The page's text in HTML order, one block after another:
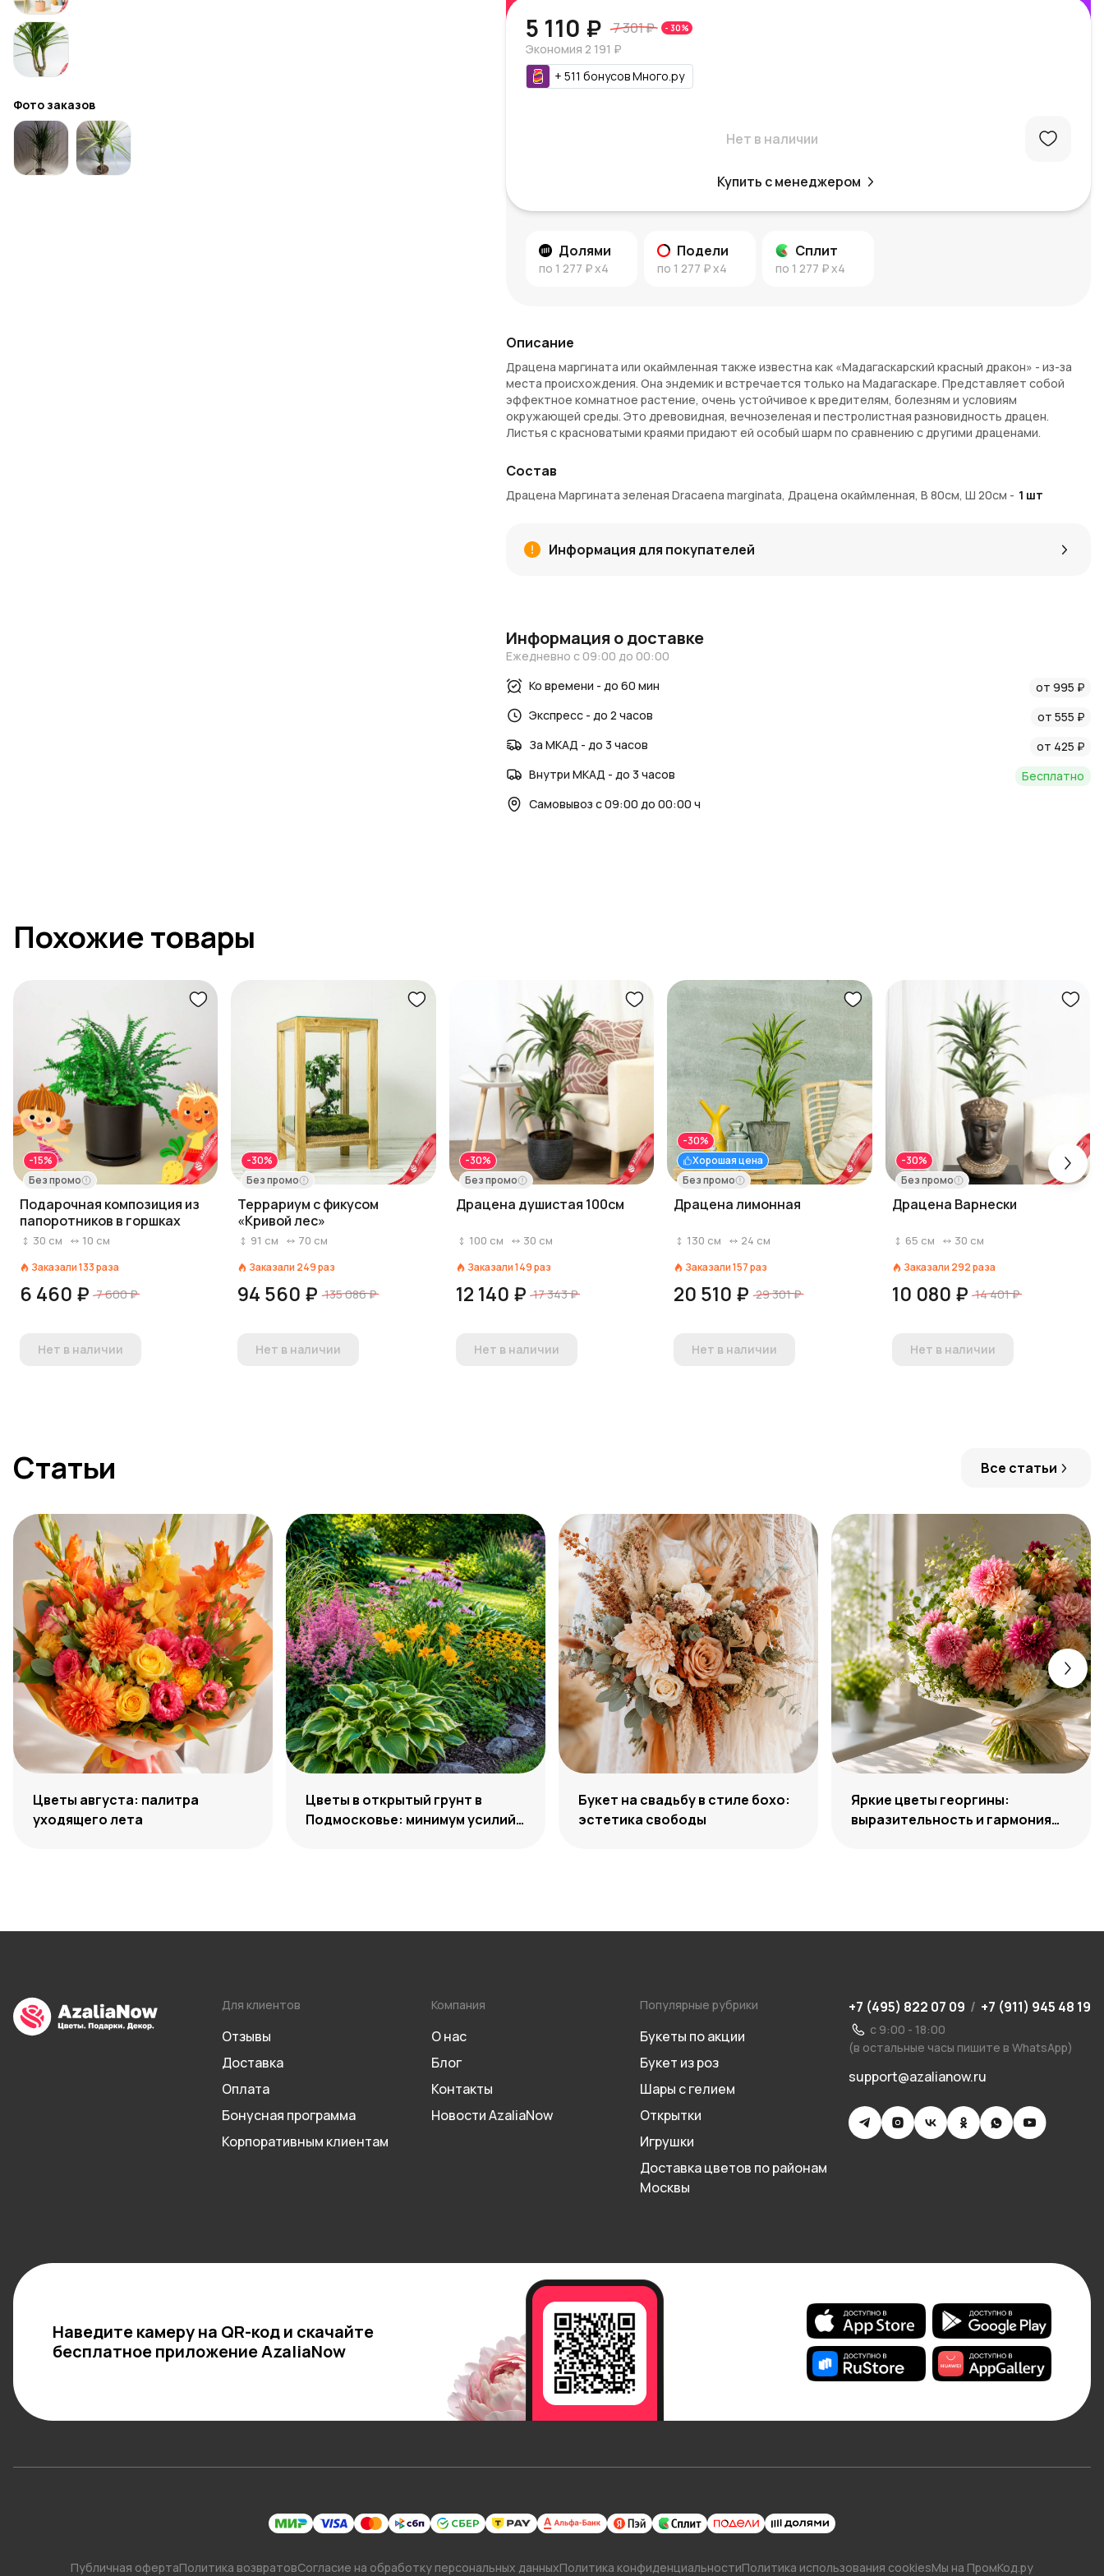
Фото заказов
5 110 ₽ 7 301 ₽ - 30%
Экономия 2 191 ₽
+ 511 бонусовМного.ру
Нет в наличии
Купить с менеджером
Долями
по 1 277 ₽x4
Подели
по 1 277 ₽x4
Сплит
по 1 277 ₽x4
Описание
Драцена маргината или окаймленная также известна как «Мадагаскарский красный дракон» - из-за
места происхождения. Она эндемик и встречается только на Мадагаскаре. Представляет собой
эффектное комнатное растение, очень устойчивое к вредителям, болезням и условиям
окружающей среды. Это древовидная, вечнозеленая и пестролистная разновидность драцен.
Листья с красноватыми краями придают ей особый шарм по сравнению с другими драценами.
она перестает развиваться и расти, а при +12°С погибает. В остальном это растение требует к себе
транспортировочное кашпо. Каждый экземпляр - живой уникальный организм, поэтому он всегда
Состав
Драцена Маргината зеленая Dracaena marginata, Драцена окаймленная, В 80см, Ш 20см - 1 шт
Информация для покупателей
Информация о доставке
Ежедневно с 09:00 до 00:00
Ко времени - до 60 мин
от 995 ₽
Экспресс - до 2 часов
от 555 ₽
За МКАД - до 3 часов
от 425 ₽
Внутри МКАД - до 3 часов
Бесплатно
Самовывоз с 09:00 до 00:00 ч
Похожие товары
-15%
Без промо
Подарочная композиция из
папоротников в горшках
30 см 10 см
Заказали133раза
6 460 ₽ 7 600 ₽
Нет в наличии
-30%
Без промо
Террариум с фикусом
«Кривой лес»
91 см 70 см
Заказали 249раз
94 560 ₽ 135 086 ₽
Нет в наличии
-30%
Без промо
Драцена душистая 100см
100 см 30 см
Заказали149раз
12 140 ₽ 17 343 ₽
Нет в наличии
Хорошая цена
-30%
Без промо
Драцена лимонная
130 см 24 см
Заказали157раз
20 510 ₽ 29 301 ₽
Нет в наличии
-30%
Без промо
Драцена Варнески
65 см 30 см
Заказали 292раза
10 080 ₽ 14 401 ₽
Нет в наличии
Статьи Все статьи
Цветы августа: палитра
уходящего лета
Цветы в открытый грунт в
Подмосковье: минимум усилий,
Букет на свадьбу в стиле бохо:
эстетика свободы
Яркие цветы георгины:
выразительность и гармония
Для клиентов
Отзывы
Доставка
Оплата
Бонусная программа
Корпоративным клиентам
Компания
О нас
Блог
Контакты
Новости AzaliaNow
Популярные рубрики
Букеты по акции
Букет из роз
Шары с гелием
Открытки
Игрушки
Доставка цветов по районам
Москвы
+7 (495) 822 07 09 / +7 (911) 945 48 19
с 9:00 - 18:00
(в остальные часы пишите в WhatsApp)
support@azalianow.ru
Наведите камеру на QR-код и скачайте
бесплатное приложение AzaliaNow
Публичная офертаПолитика возвратовСогласие на обработку персональных данныхПолитика конфиденциальностиПолитика использования cookiesМы на ПромКод.ру